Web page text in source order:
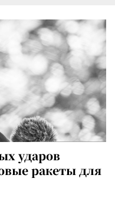
ударов
ракеты для